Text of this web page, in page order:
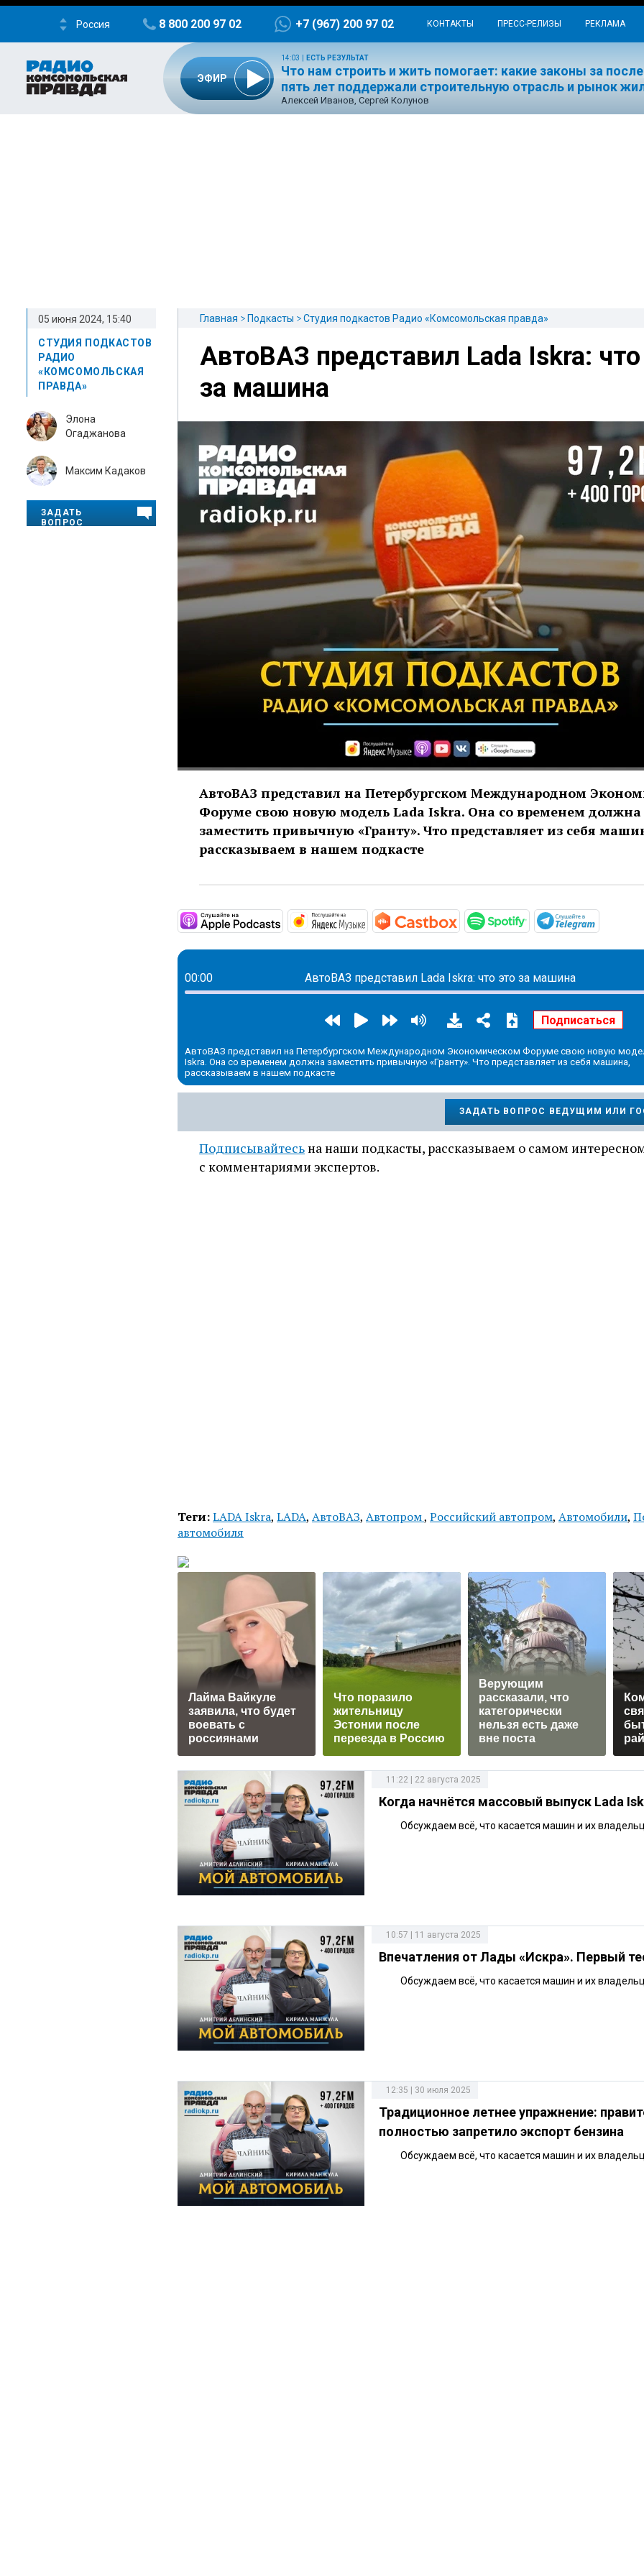
Россия 8 800 200 97 02 +7 (967) 200 97 02 КОНТАКТЫ ПРЕСС-РЕЛИЗЫ РЕКЛАМА
ЭФИР
14:03 ЕСТЬ РЕЗУЛЬТАТ
Что нам строить и жить помогает: какие законы за
пять лет поддержали строительную отрасль и рынок
Алексей Иванов, Сергей Колунов
Главная Подкасты Студия подкастов Радио «Комсомольская правда»
АвтоВАЗ представил Lada Iskra: что
за машина
АвтоВАЗ представил на Петербургском Международном
Форуме свою новую модель Lada Iskra. Она со временем должна
заместить привычную «Гранту». Что представляет из себя
рассказываем в нашем подкасте
https://podcasts.apple.com/ru/podcast/студия-подкастов-
https://music.yandex.ru/album/11930969
https://castbox.fm/channel/
https:// https://
00:00 АвтоВАЗ представил Lada Iskra: что это за машина
АвтоВАЗ представил на Петербургском Международном Экономическом Форуме свою новую
Iskra. Она со временем должна заместить привычную «Гранту». Что представляет из себя машина,
рассказываем в нашем подкасте
ЗАДАТЬ ВОПРОС ВЕДУЩИМ ИЛИ
Подписывайтесьна наши подкасты, рассказываем о самом
с комментариями экспертов.
05 июня 2024, 15:40
СТУДИЯ ПОДКАСТОВ
РАДИО
«КОМСОМОЛЬСКАЯ
ПРАВДА»
Элона
Огаджанова
Максим Кадаков
ЗАДАТЬ
ВОПРОС
Теги:LADA Iskra, LADA, АвтоВАЗ, Автопром, Российский автопром, Автомобили,
автомобиля
Лайма Вайкуле
заявила, что будет
воевать с
россиянами
Что поразило
жительницу
Эстонии после
переезда в Россию
Верующим
рассказали, что
категорически
нельзя есть даже
вне поста
рай
11:22 | 22 августа 2025
Когда начнётся массовый выпуск Lada
Обсуждаем всё, что касается машин и их
10:57 | 11 августа 2025
Впечатления от Лады «Искра». Первый
Обсуждаем всё, что касается машин и их
12:35 | 30 июля 2025
Традиционное летнее упражнение:
полностью запретило экспорт бензина
Обсуждаем всё, что касается машин и их